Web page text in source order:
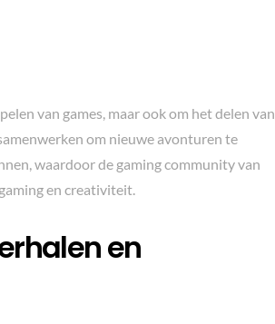
van games, maar ook om het delen van
om nieuwe avonturen te
waardoor de gaming community van
en creativiteit.
en